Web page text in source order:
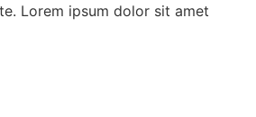
Lorem ipsum dolor sit amet